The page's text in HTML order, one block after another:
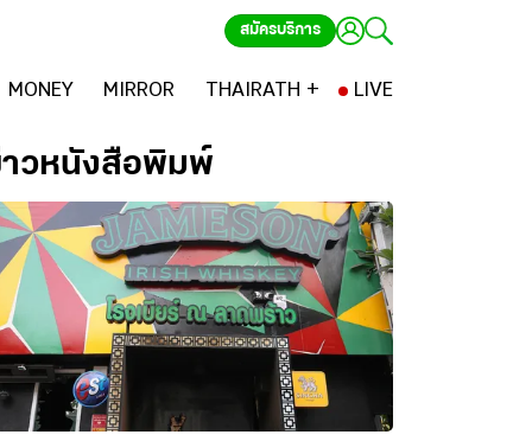
สมัครบริการ
MONEY MIRROR THAIRATH + LIVE
วหนังสือพิมพ์